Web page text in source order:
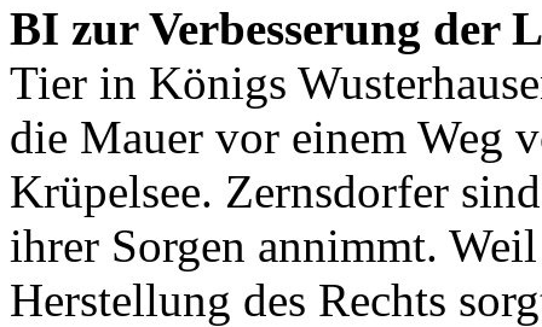
BI zur Verbesserung der
Tier in Königs
die Mauer vor einem Weg
Krüpelsee. Zernsdorfer
ihrer Sorgen annimmt.
Herstellung des Rechts